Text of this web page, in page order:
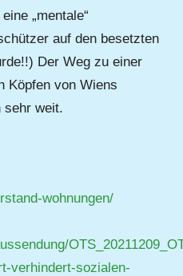
„mentale“
auf den besetzten
Der Weg zu einer
Köpfen von Wiens
sehr weit.
wohnungen/
verhindert-sozialen-